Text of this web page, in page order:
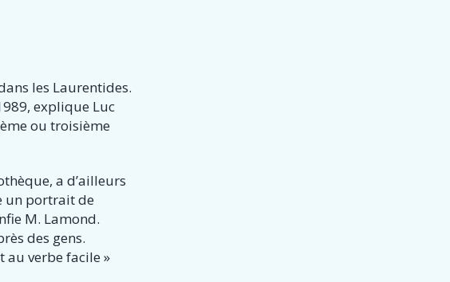
les Laurentides.
explique Luc
ou troisième
a d’ailleurs
un portrait de
M. Lamond.
des gens.
au verbe facile »